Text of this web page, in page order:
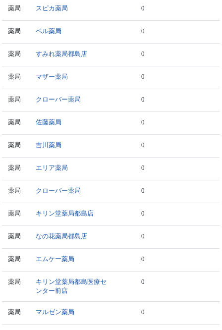
薬局 スピカ薬局 0
薬局 ベル薬局 0
薬局 すみれ薬局都島店 0
薬局 マザー薬局 0
薬局 クローバー薬局 0
薬局 佐藤薬局 0
薬局 吉川薬局 0
薬局 エリア薬局 0
薬局 クローバー薬局 0
薬局 キリン堂薬局都島店 0
薬局 なの花薬局都島店 0
薬局 エムケー薬局 0
薬局
キリン堂薬局都島医療セ
ンター前店
0
薬局 マルゼン薬局 0